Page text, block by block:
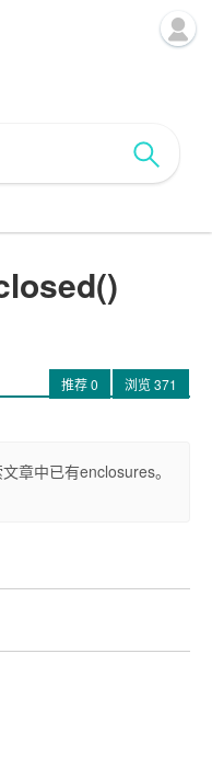
推荐0 浏览371
章中已有enclosures。